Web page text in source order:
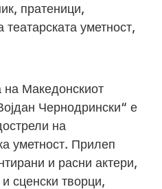
пратеници,
уметност,
Македонскиот
Чернодрински“ е
на
уметност. Прилеп
и расни актери,
сценски творци,